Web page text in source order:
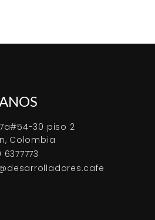
30 piso 2
Colombia